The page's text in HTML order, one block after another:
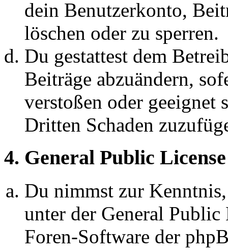
dein Benutzerkonto,
löschen oder zu sperren.
Du gestattest dem
Beiträge abzuändern,
verstoßen oder geeignet
Dritten Schaden
4. General Public License
Du nimmst zur
unter der General
Foren-Software der